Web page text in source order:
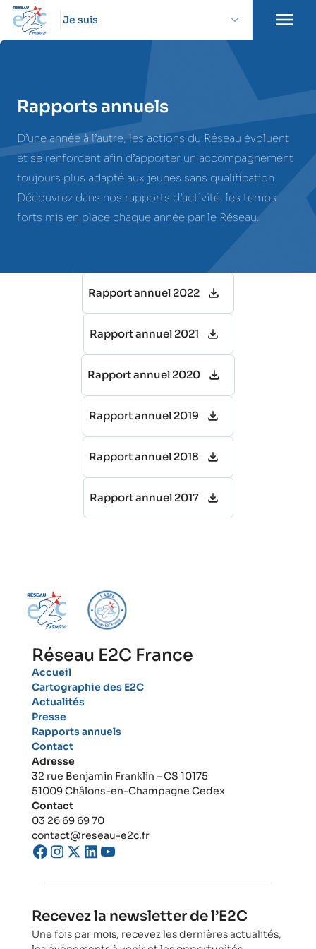
Je suis
Rapports annuels
D’une année à l’autre, les actions du Réseau évoluent
et se renforcent afin d’apporter un accompagnement
toujours plus adapté aux jeunes sans qualification.
Découvrez dans nos rapports d’activité, les temps
forts mis en place chaque année par le Réseau.
Rapport annuel 2022
Rapport annuel 2021
Rapport annuel 2020
Rapport annuel 2019
Rapport annuel 2018
Rapport annuel 2017
Réseau E2C France
Accueil
Cartographie des E2C
Actualités
Presse
Rapports annuels
Contact
Adresse
32 rue Benjamin Franklin – CS 10175
51009 Châlons-en-Champagne Cedex
Contact
03 26 69 69 70
contact@reseau-e2c.fr
Recevez la newsletter de l’E2C
Une fois par mois, recevez les dernières actualités,